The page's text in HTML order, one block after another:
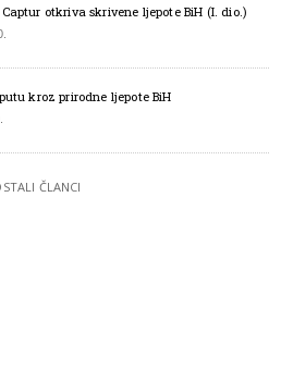
otkriva skrivene ljepote BiH (I. dio.)
kroz prirodne ljepote BiH
ČLANCI